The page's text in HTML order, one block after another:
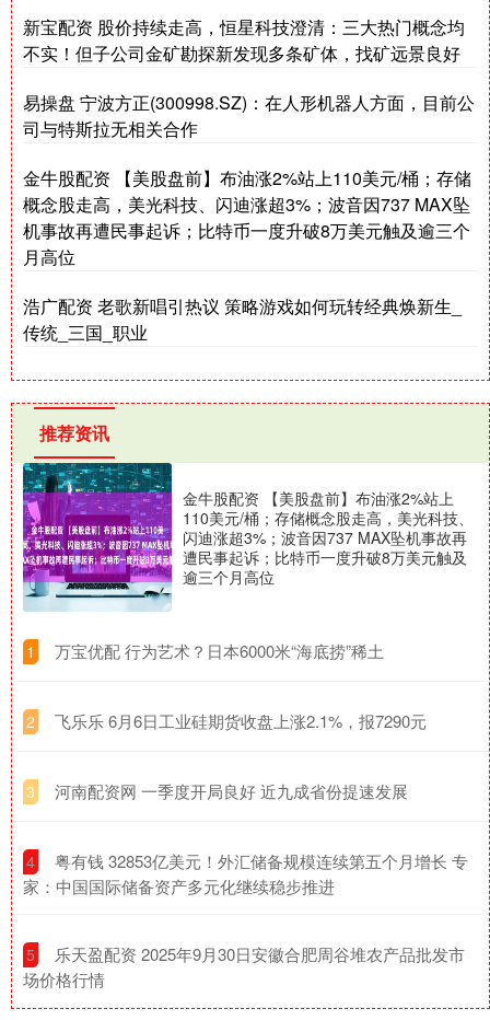
新宝配资 股价持续走高，恒星科技澄清：三大热门概念均
不实！但子公司金矿勘探新发现多条矿体，找矿远景良好
易操盘 宁波方正(300998.SZ)：在人形机器人方面，目前公
司与特斯拉无相关合作
金牛股配资 【美股盘前】布油涨2%站上110美元/桶；存储
概念股走高，美光科技、闪迪涨超3%；波音因737 MAX坠
机事故再遭民事起诉；比特币一度升破8万美元触及逾三个
月高位
浩广配资 老歌新唱引热议 策略游戏如何玩转经典焕新生_
传统_三国_职业
推荐资讯
金牛股配资 【美股盘前】布油涨2%站上
110美元/桶；存储概念股走高，美光科技、
闪迪涨超3%；波音因737 MAX坠机事故再
遭民事起诉；比特币一度升破8万美元触及
逾三个月高位
1 ​万宝优配 行为艺术？日本6000米“海底捞”稀土
2 ​飞乐乐 6月6日工业硅期货收盘上涨2.1%，报7290元
3 ​河南配资网 一季度开局良好 近九成省份提速发展
4
​粤有钱 32853亿美元！外汇储备规模连续第五个月增长 专
家：中国国际储备资产多元化继续稳步推进
5
​乐天盈配资 2025年9月30日安徽合肥周谷堆农产品批发市
场价格行情